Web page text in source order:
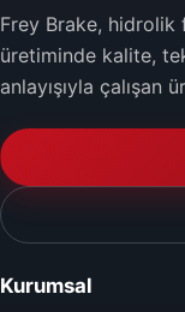
Frey Brake,
üretiminde kalite,
anlayışıyla çalışan
Kurumsal